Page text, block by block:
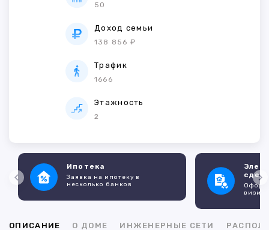
50
Доход семьи
138 856 ₽
Трафик
1666
Этажность
2
Ипотека
Заявка на ипотеку в
несколько банков
ОПИСАНИЕ О ДОМЕ ИНЖЕНЕРНЫЕ СЕТИ